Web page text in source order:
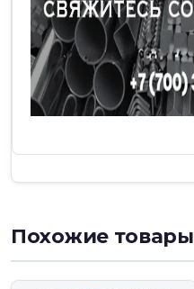
Похожие товары